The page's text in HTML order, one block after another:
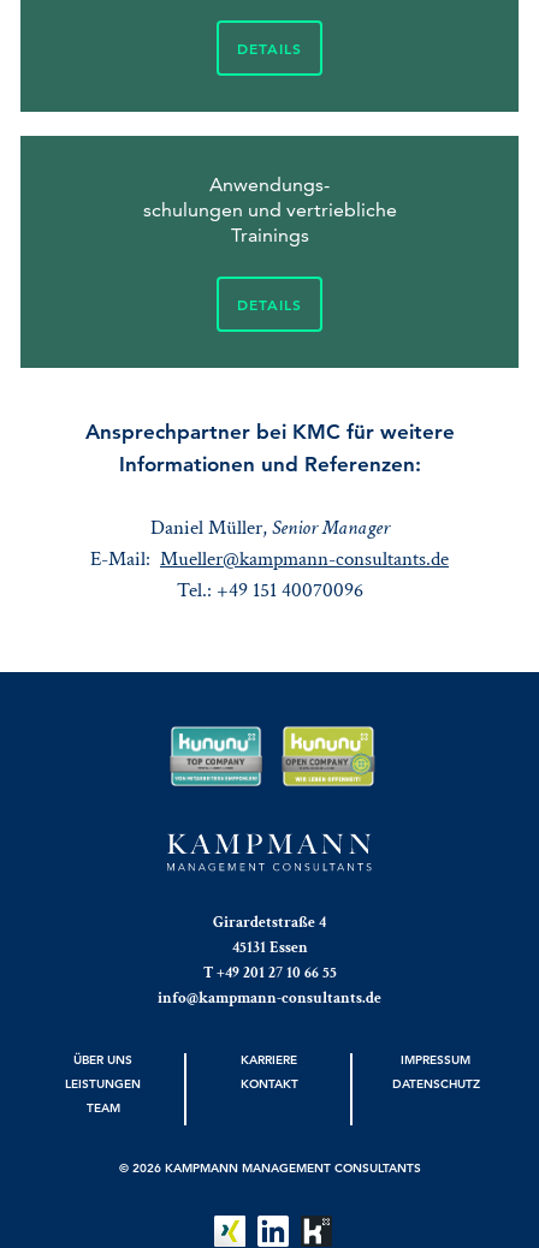
DETAILS
Anwendungs-
schulungen und vertriebliche
Trainings
DETAILS
Ansprechpartner bei KMC für weitere
Informationen und Referenzen:
Daniel Müller,Senior Manager
E-Mail: Mueller@kampmann-consultants.de
Tel.: +49 151 40070096
Girardetstraße 4
45131 Essen
T +49 201 27 10 66 55
info@kampmann-consultants.de
ÜBER UNS
LEISTUNGEN
TEAM
KARRIERE
KONTAKT
IMPRESSUM
DATENSCHUTZ
© 2026 KAMPMANN MANAGEMENT CONSULTANTS